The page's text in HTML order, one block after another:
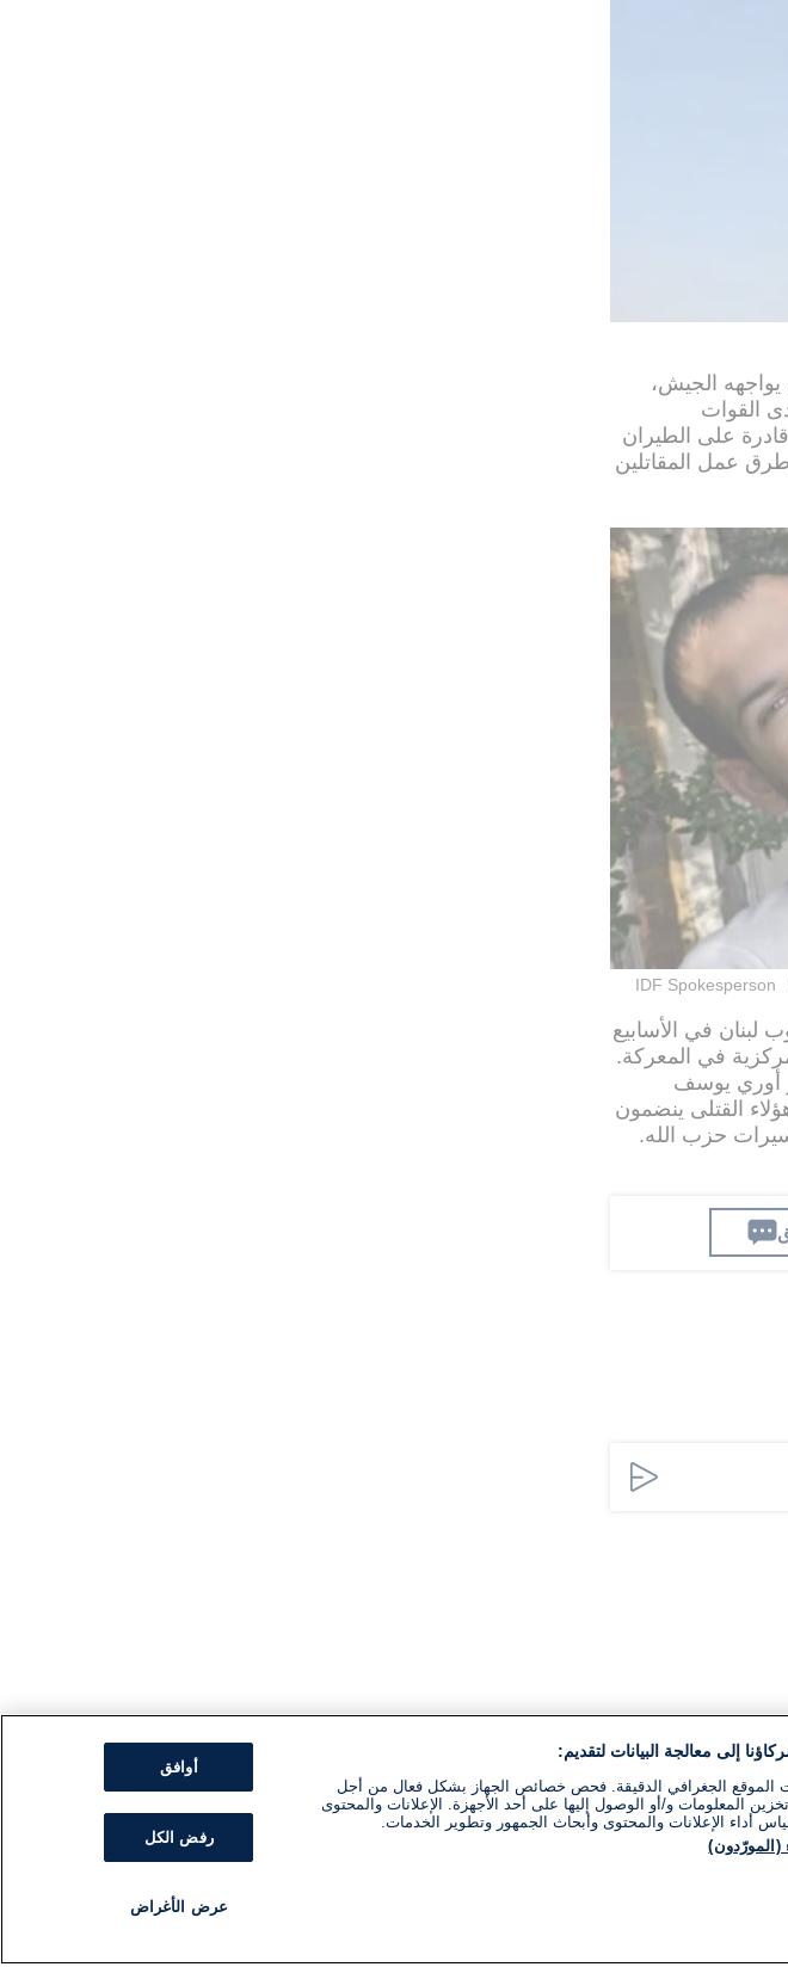
يواجهه الجيش،
القوات
على الطيران
عمل المقاتلين
IDF Spokesperson
لبنان في الأسابيع
في المعركة.
أوري يوسف
القتلى ينضمون
حزب الله.
إلى معالجة البيانات لتقديم:
الموقع الجغرافي الدقيقة. فحص خصائص الجهاز بشكل فعال من أجل
المعلومات و/أو الوصول إليها على أحد الأجهزة. الإعلانات والمحتوى
أداء الإعلانات والمحتوى وأبحاث الجمهور وتطوير الخدمات.
(المورّدون)
أوافق
رفض الكل
عرض الأغراض